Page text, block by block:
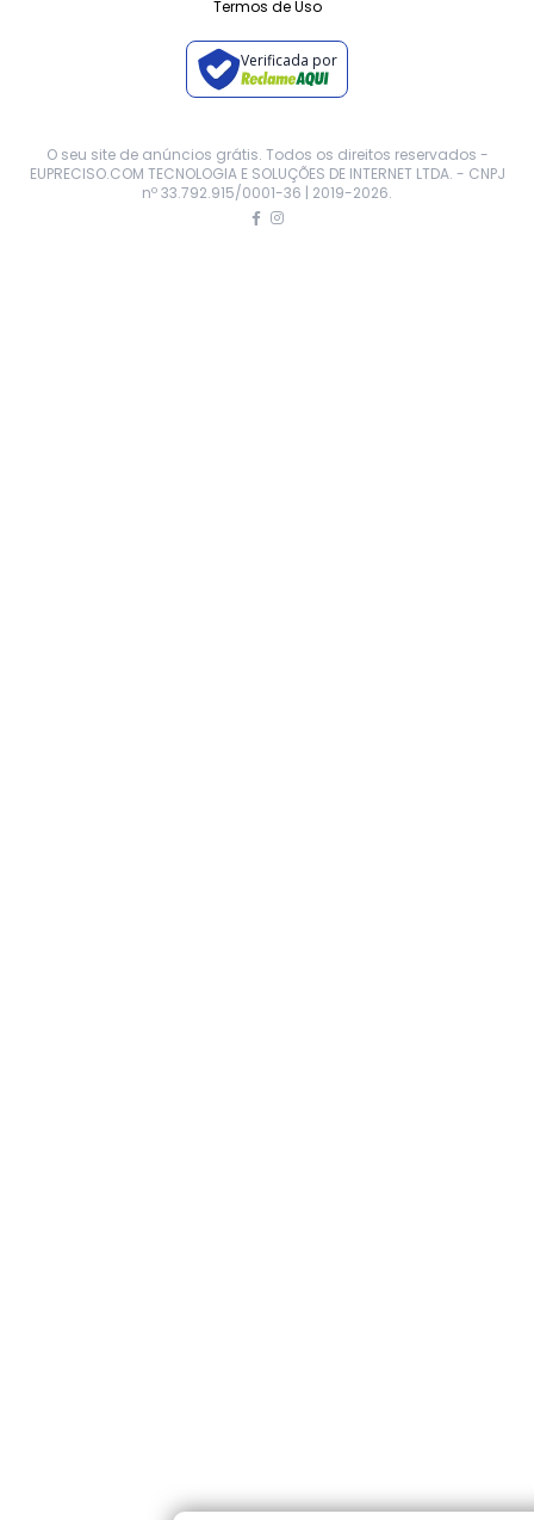
Termos de Uso
Verificada por
O seu site de anúncios grátis. Todos os direitos reservados -
EUPRECISO.COM TECNOLOGIA E SOLUÇÕES DE INTERNET LTDA. - CNPJ
nº 33.792.915/0001-36 | 2019-2026.